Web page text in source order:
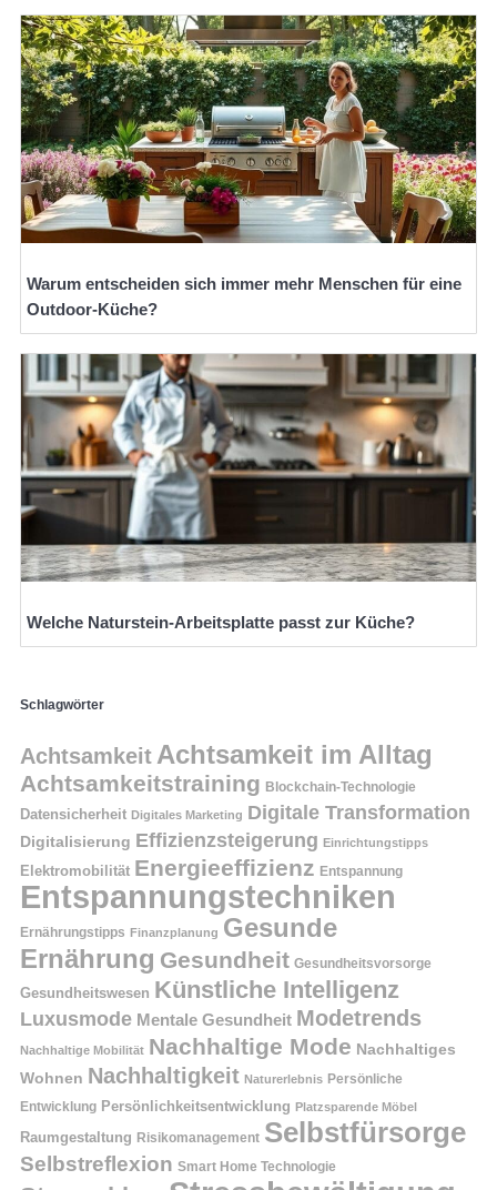
Warum entscheiden sich immer mehr Menschen für eine
Outdoor-Küche?
Welche Naturstein-Arbeitsplatte passt zur Küche?
Schlagwörter
Achtsamkeit Achtsamkeit im Alltag
Achtsamkeitstraining Blockchain-Technologie
Datensicherheit Digitales Marketing Digitale Transformation
Digitalisierung Effizienzsteigerung Einrichtungstipps
Elektromobilität Energieeffizienz Entspannung
Entspannungstechniken
Ernährungstipps Finanzplanung Gesunde
Ernährung Gesundheit Gesundheitsvorsorge
Gesundheitswesen Künstliche Intelligenz
Luxusmode Mentale Gesundheit Modetrends
Nachhaltige Mobilität Nachhaltige Mode Nachhaltiges
Wohnen Nachhaltigkeit Naturerlebnis Persönliche
Entwicklung Persönlichkeitsentwicklung Platzsparende Möbel
Raumgestaltung Risikomanagement Selbstfürsorge
Selbstreflexion Smart Home Technologie